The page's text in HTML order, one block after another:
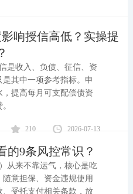
响授信高低？实操提
是收入、负债、征信、资
其中一项参考指标。申
提高每月可支配偿债资
210 2026-07-13
的9条风控常识？
从来不靠运气，核心是吃
意担保、资金违规使用
受托支付相关条款，放